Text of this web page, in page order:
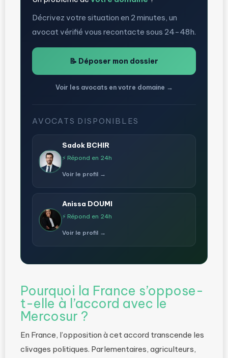
Décrivez votre situation en 2 minutes, un
avocat vérifié vous recontacte sous 24-48h.
📝 Déposer mon dossier
Voir les avocats en votre domaine →
AVOCATS DISPONIBLES
Sadok BCHIR
⚡ Répond en 24h
Voir le profil →
Anissa DOUMI
⚡ Répond en 24h
Voir le profil →
Pourquoi la France s’oppose-
t-elle à l’accord avec le
Mercosur ?
En France, l’opposition à cet accord transcende les
clivages politiques. Parlementaires, agriculteurs,